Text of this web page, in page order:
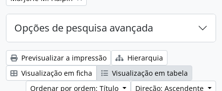
Opções de pesquisa avançada
Previsualizar a impressão
Hierarquia
Visualização em ficha
Visualização em tabela
Ordenar por ordem: Título
Direção: Ascendente